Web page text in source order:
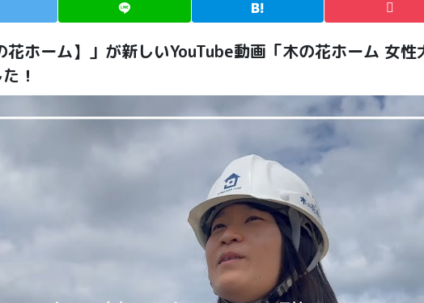
花ホーム】」が新しいYouTube動画「木の花ホーム 女
！